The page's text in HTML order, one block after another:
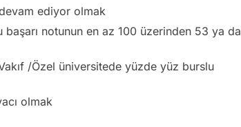
ediyor olmak
başarı notunun en az 100 üzerinden 53 ya da
/Özel üniversitede yüzde yüz burslu
olmak